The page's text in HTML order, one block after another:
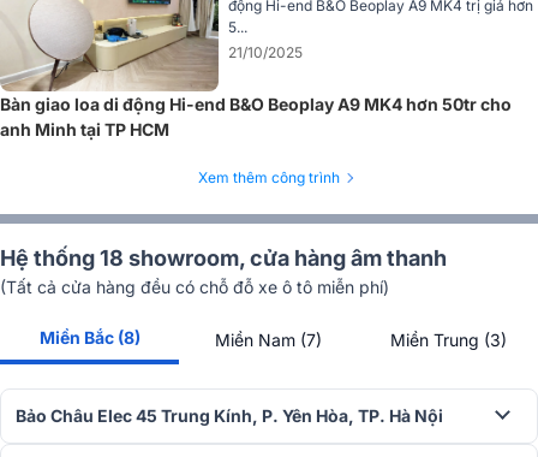
động Hi-end B&O Beoplay A9 MK4 trị giá hơn
5...
21/10/2025
Bàn giao loa di động Hi-end B&O Beoplay A9 MK4 hơn 50tr cho
anh Minh tại TP HCM
Xem thêm công trình
Hệ thống 18 showroom, cửa hàng âm thanh
(Tất cả cửa hàng đều có chỗ đỗ xe ô tô miễn phí)
Miền Bắc (8) Miền Nam (7) Miền Trung (3)
Bảo Châu Elec 45 Trung Kính, P. Yên Hòa, TP. Hà Nội